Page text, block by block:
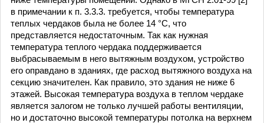
в примечании к п. 3.3.3. требуется, чтобы температура
теплых чердаков была не более 14 °С, что
представляется недостаточным. Так как нужная
температура теплого чердака поддерживается
выбрасываемым в него вытяжным воздухом, устройство
его оправдано в зданиях, где расход вытяжного воздуха на
секцию значителен. Как правило, это здания не ниже 6
этажей. Высокая температура воздуха в теплом чердаке
является залогом не только лучшей работы вентиляции,
но и достаточно высокой температуры потолка на верхнем